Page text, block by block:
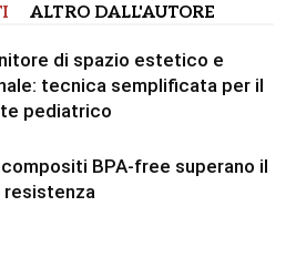
ALTRO DALL'AUTORE
di spazio estetico e
tecnica semplificata per il
pediatrico
compositi BPA-free superano il